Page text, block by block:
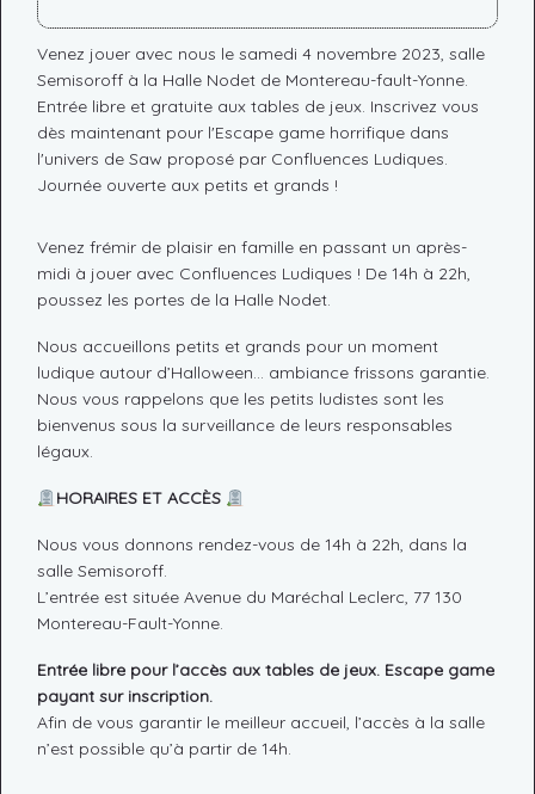
Venez jouer avec nous le samedi 4 novembre 2023, salle
Semisoroff à la Halle Nodet de Montereau-fault-Yonne.
Entrée libre et gratuite aux tables de jeux. Inscrivez vous
dès maintenant pour l'Escape game horrifique dans
l'univers de Saw proposé par Confluences Ludiques.
Journée ouverte aux petits et grands !
Venez frémir de plaisir en famille en passant un après-
midi à jouer avec Confluences Ludiques ! De 14h à 22h,
poussez les portes de la Halle Nodet.
Nous accueillons petits et grands pour un moment
ludique autour d’Halloween… ambiance frissons garantie.
Nous vous rappelons que les petits ludistes sont les
bienvenus sous la surveillance de leurs responsables
légaux.
HORAIRES ET ACCÈS
Nous vous donnons rendez-vous de 14h à 22h, dans la
salle Semisoroff.
L’entrée est située Avenue du Maréchal Leclerc, 77 130
Montereau-Fault-Yonne.
Entrée libre pour l’accès aux tables de jeux. Escape game
payant sur inscription.
Afin de vous garantir le meilleur accueil, l’accès à la salle
n’est possible qu’à partir de 14h.